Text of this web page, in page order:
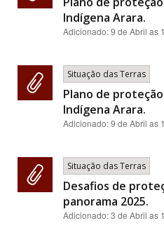
Indígena Arara.
Adicionado:9 de Abril as
Situação das Terras
Plano de
Indígena Arara.
Adicionado:9 de Abril as
Situação das Terras
Desafios de
panorama 2025.
Adicionado:3 de Abril as